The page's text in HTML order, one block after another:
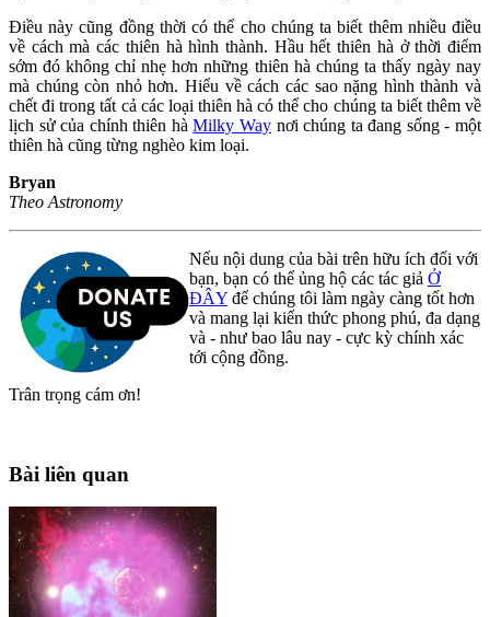
Điều này cũng đồng thời có thể cho chúng ta biết thêm nhiều điều
về cách mà các thiên hà hình thành. Hầu hết thiên hà ở thời điểm
sớm đó không chỉ nhẹ hơn những thiên hà chúng ta thấy ngày nay
mà chúng còn nhỏ hơn. Hiểu về cách các sao nặng hình thành và
chết đi trong tất cả các loại thiên hà có thể cho chúng ta biết thêm về
lịch sử của chính thiên hàMilky Way nơi chúng ta đang sống - một
thiên hà cũng từng nghèo kim loại.
Bryan
Theo Astronomy
Nếu nội dung của bài trên hữu ích đối với
bạn, bạn có thể ủng hộ các tác giả Ở
ĐÂY để chúng tôi làm ngày càng tốt hơn
và mang lại kiến thức phong phú, đa dạng
và - như bao lâu nay - cực kỳ chính xác
tới cộng đồng.
Trân trọng cám ơn!
Bài liên quan